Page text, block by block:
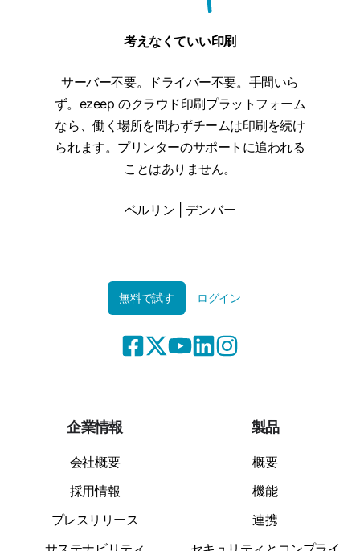
考えなくていい印刷
サーバー不要。ドライバー不要。手間いら
ず。ezeep のクラウド印刷プラットフォーム
なら、働く場所を問わずチームは印刷を続け
られます。プリンターのサポートに追われる
ことはありません。
ベルリン | デンバー
無料で試す ログイン
企業情報
会社概要
採用情報
プレスリリース
製品
概要
機能
連携